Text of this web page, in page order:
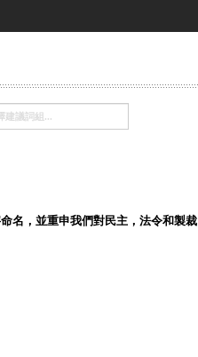
名，並重申我們對民主，法令和製裁